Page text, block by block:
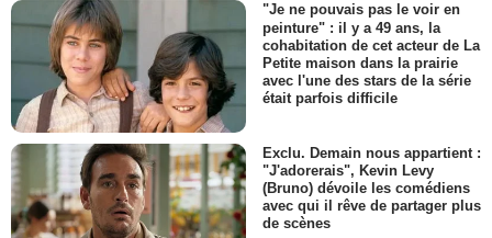
"Je ne pouvais pas le voir en
peinture" : il y a 49 ans, la
cohabitation de cet acteur de La
Petite maison dans la prairie
avec l'une des stars de la série
était parfois difficile
Exclu. Demain nous appartient :
"J'adorerais", Kevin Levy
(Bruno) dévoile les comédiens
avec qui il rêve de partager plus
de scènes